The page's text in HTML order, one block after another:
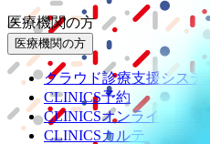
医療機関の方
医療機関の方
クラウド診療支援システ
CLINICS予約
CLINICSオンライン診療
CLINICSカルテ